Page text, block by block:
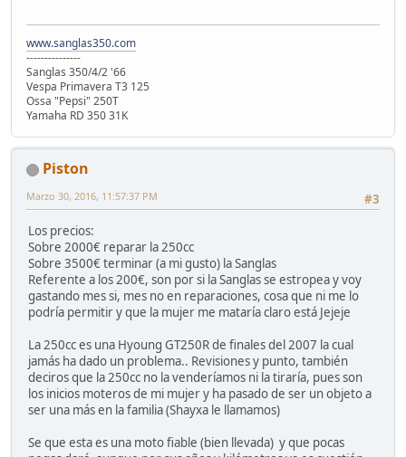
www.sanglas350.com
---------------
Sanglas 350/4/2 '66
Vespa Primavera T3 125
Ossa "Pepsi" 250T
Yamaha RD 350 31K
Piston
#3
Marzo 30, 2016, 11:57:37 PM
Los precios:
Sobre 2000€ reparar la 250cc
Sobre 3500€ terminar (a mi gusto) la Sanglas
Referente a los 200€, son por si la Sanglas se estropea y voy
gastando mes si, mes no en reparaciones, cosa que ni me lo
podría permitir y que la mujer me mataría claro está Jejeje
La 250cc es una Hyoung GT250R de finales del 2007 la cual
jamás ha dado un problema.. Revisiones y punto, también
deciros que la 250cc no la venderíamos ni la tiraría, pues son
los inicios moteros de mi mujer y ha pasado de ser un objeto a
ser una más en la familia (Shayxa le llamamos)
Se que esta es una moto fiable (bien llevada) y que pocas